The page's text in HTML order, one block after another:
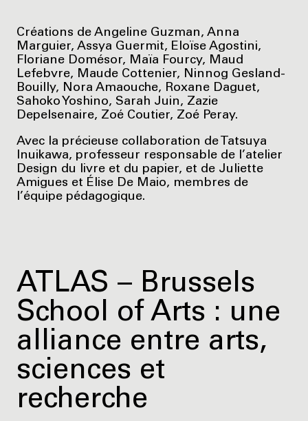
Créations de Angeline Guzman, Anna
Marguier, Assya Guermit, Eloïse Agostini,
Floriane Domésor, Maïa Fourcy, Maud
Lefebvre, Maude Cottenier, Ninnog Gesland-
Bouilly, Nora Amaouche, Roxane Daguet,
Sahoko Yoshino, Sarah Juin, Zazie
Depelsenaire, Zoé Coutier, Zoé Peray.
Avec la précieuse collaboration de Tatsuya
Inuikawa, professeur responsable de l’atelier
Design du livre et du papier, et de Juliette
Amigues et Élise De Maio, membres de
l’équipe pédagogique.
ATLAS – Brussels
School of Arts : une
alliance entre arts,
sciences et
recherche